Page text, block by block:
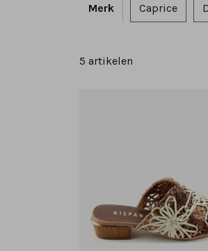
Merk Caprice
5 artikelen